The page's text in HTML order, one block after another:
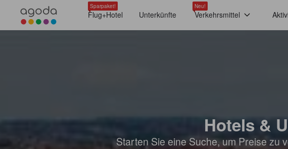
Sparpaket!
Flug+Hotel Unterkünfte
Neu!
Verkehrsmittel
Hotels &
Starten Sie eine Suche, um Preise zu